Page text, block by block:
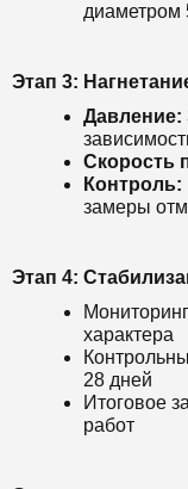
диаметром
Этап 3:
Давление:
Скорость
Контроль:
замеры
Этап 4:
характера
28 дней
Итоговое
работ